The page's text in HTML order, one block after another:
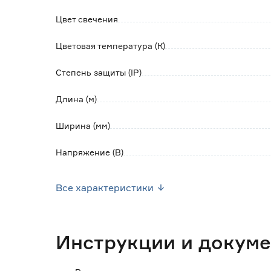
Для подключения ленты необходим блок
регулировки яркости ленты с помощью
Цвет свечения
Цветовая температура (К)
Степень защиты (IP)
Длина (м)
Ширина (мм)
Напряжение (В)
Все характеристики
Инструкции и